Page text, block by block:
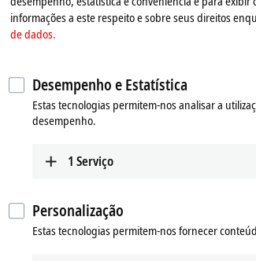
mounted housing has two locking tabs as well
with holes for attaching the FM module to
informações a este respeito e sobre seus direitos
de dados.
Desempenho e Estatística
Estas tecnologias permitem-nos analisar a
desempenho.
1 Serviço
Personalização
Estas tecnologias permitem-nos fornecer